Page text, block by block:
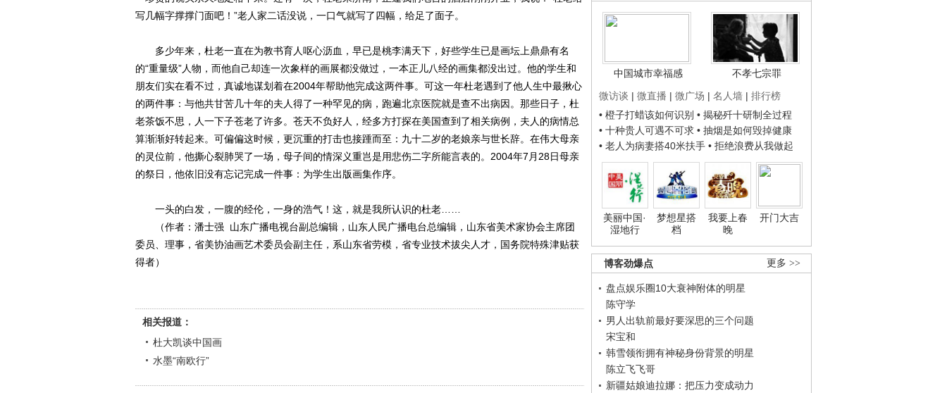
中国城市幸福感
不孝七宗罪
微访谈 | 微直播 | 微广场 | 名人墙 | 排行榜
• 橙子打蜡该如何识别 • 揭秘歼十研制全过程
• 十种贵人可遇不可求 • 抽烟是如何毁掉健康
• 老人为病妻搭40米扶手 • 拒绝浪费从我做起
美丽中国·
湿地行
梦想星搭
档
我要上春
晚
开门大吉
更多 >>
博客劲爆点
盘点娱乐圈10大衰神附体的明星
陈守学
男人出轨前最好要深思的三个问题
宋宝和
韩雪领衔拥有神秘身份背景的明星
陈立飞飞哥
新疆姑娘迪拉娜：把压力变成动力
写几幅字撑撑门面吧！”老人家二话没说，一口气就写了四幅，给足了面子。
多少年来，杜老一直在为教书育人呕心沥血，早已是桃李满天下，好些学生已是画坛上鼎鼎有名
的“重量级”人物，而他自己却连一次象样的画展都没做过，一本正儿八经的画集都没出过。他的学生和
朋友们实在看不过，真诚地谋划着在2004年帮助他完成这两件事。可这一年杜老遇到了他人生中最揪心
的两件事：与他共甘苦几十年的夫人得了一种罕见的病，跑遍北京医院就是查不出病因。那些日子，杜
老茶饭不思，人一下子苍老了许多。苍天不负好人，经多方打探在美国查到了相关病例，夫人的病情总
算渐渐好转起来。可偏偏这时候，更沉重的打击也接踵而至：九十二岁的老娘亲与世长辞。在伟大母亲
的灵位前，他撕心裂肺哭了一场，母子间的情深义重岂是用悲伤二字所能言表的。2004年7月28日母亲
的祭日，他依旧没有忘记完成一件事：为学生出版画集作序。
一头的白发，一腹的经伦，一身的浩气！这，就是我所认识的杜老……
（作者：潘士强 山东广播电视台副总编辑，山东人民广播电台总编辑，山东省美术家协会主席团
委员、理事，省美协油画艺术委员会副主任，系山东省劳模，省专业技术拔尖人才，国务院特殊津贴获
得者）
相关报道：
杜大凯谈中国画
水墨“南欧行”